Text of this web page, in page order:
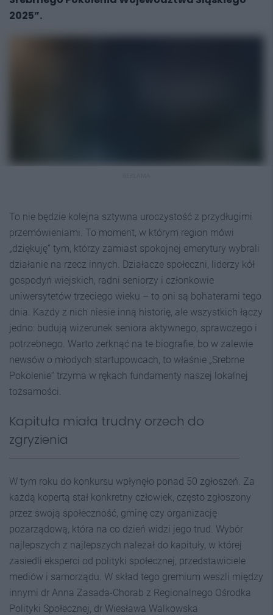
2025”.
To nie będzie kolejna sztywna uroczystość z przydługimi
przemówieniami. To moment, w którym region mówi
„dziękuję” tym, którzy zamiast spokojnej emerytury wybrali
działanie na rzecz innych. Działacze społeczni, liderzy kół
gospodyń wiejskich, radni seniorzy i członkowie
uniwersytetów trzeciego wieku – to oni są bohaterami tego
dnia. Każdy z nich niesie inną historię, ale wszystkich łączy
jedno: budują wizerunek seniora aktywnego, sprawczego i
potrzebnego. Warto zerknąć na te biografie, bo w zalewie
newsów o młodych startupowcach, to właśnie „Srebrne
Pokolenie” trzyma w rękach fundamenty naszej lokalnej
tożsamości.
Kapituła miała trudny orzech do
zgryzienia
W tym roku do konkursu wpłynęło ponad 50 zgłoszeń. Za
każdą kopertą stał konkretny człowiek, często zgłoszony
przez swoją społeczność, gminę czy organizację
pozarządową, która na co dzień widzi jego trud. Wybór
najlepszych z najlepszych należał do kapituły, w której
zasiedli eksperci od polityki społecznej, przedstawiciele
mediów i samorządu. W skład tego gremium weszli między
innymi dr Anna Zasada-Chorab z Regionalnego Ośrodka
Polityki Społecznej, dr Wiesława Walkowska